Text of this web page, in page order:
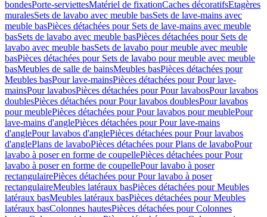
bondesPorte-serviettesMatériel de fixationCaches décoratifsEtagères
muralesSets de lavabo avec meuble basSets de lave-mains avec
meuble basPièces détachées pour Sets de lave-mains avec meuble
basSets de lavabo avec meuble basPièces détachées pour Sets de
lavabo avec meuble basSets de lavabo pour meuble avec meuble
basPièces détachées pour Sets de lavabo pour meuble avec meuble
basMeubles de salle de bainsMeubles basPièces détachées pour
Meubles basPour lave-mainsPièces détachées pour Pour lave-
mainsPour lavabosPièces détachées pour Pour lavabosPour lavabos
doublesPièces détachées pour Pour lavabos doublesPour lavabos
pour meublePièces détachées pour Pour lavabos pour meublePour
lave-mains d'anglePièces détachées pour Pour lave-mains
d'anglePour lavabos d'anglePièces détachées pour Pour lavabos
d'anglePlans de lavaboPièces détachées pour Plans de lavaboPour
lavabo à poser en forme de coupellePièces détachées pour Pour
lavabo à poser en forme de coupellePour lavabo à poser
rectangulairePièces détachées pour Pour lavabo à poser
rectangulaireMeubles latéraux basPièces détachées pour Meubles
latéraux basMeubles latéraux basPièces détachées pour Meubles
latéraux basColonnes hautesPièces détachées pour Colonnes